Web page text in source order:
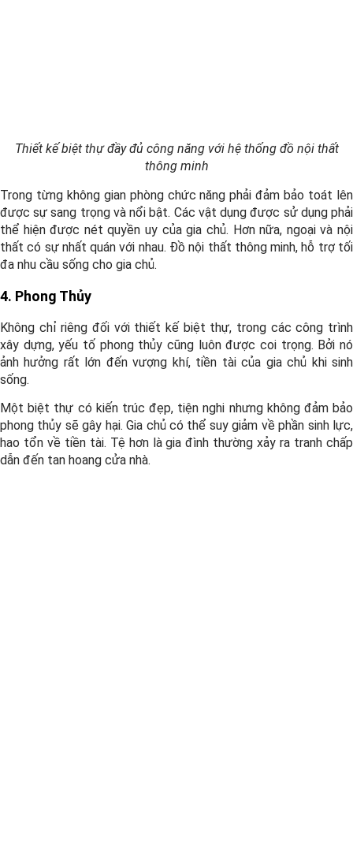
Thiết kế biệt thự đầy đủ công năng với hệ thống đồ nội thất
thông minh
Trong từng không gian phòng chức năng phải đảm bảo toát lên
được sự sang trọng và nổi bật. Các vật dụng được sử dụng phải
thể hiện được nét quyền uy của gia chủ. Hơn nữa, ngoại và nội
thất có sự nhất quán với nhau. Đồ nội thất thông minh, hỗ trợ tối
đa nhu cầu sống cho gia chủ.
4. Phong Thủy
Không chỉ riêng đối với thiết kế biệt thự, trong các công trình
xây dựng, yếu tố phong thủy cũng luôn được coi trọng. Bởi nó
ảnh hưởng rất lớn đến vượng khí, tiền tài của gia chủ khi sinh
sống.
Một biệt thự có kiến trúc đẹp, tiện nghi nhưng không đảm bảo
phong thủy sẽ gây hại. Gia chủ có thể suy giảm về phần sinh lực,
hao tổn về tiền tài. Tệ hơn là gia đình thường xảy ra tranh chấp
dẫn đến tan hoang cửa nhà.